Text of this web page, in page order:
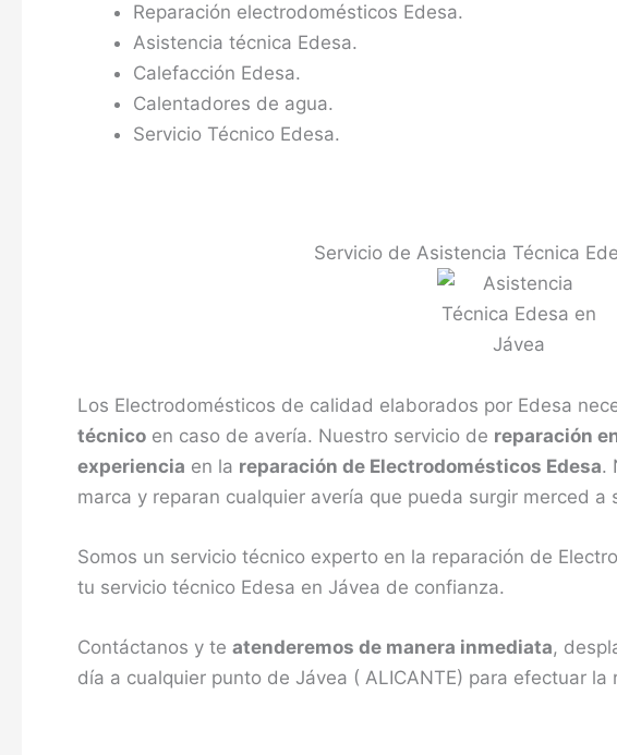
Reparación electrodomésticos Edesa.
Asistencia técnica Edesa.
Calefacción Edesa.
Calentadores de agua.
Servicio Técnico Edesa.
Servicio de Asistencia Técnica
Los Electrodomésticos de calidad elaborados por Edesa
técnico en caso de avería. Nuestro servicio de reparación
experiencia en la reparación de Electrodomésticos Edesa.
marca y reparan cualquier avería que pueda surgir merced a
Somos un servicio técnico experto en la reparación de
tu servicio técnico Edesa en Jávea de confianza.
Contáctanos y te atenderemos de manera inmediata,
día a cualquier punto de Jávea ( ALICANTE) para efectuar